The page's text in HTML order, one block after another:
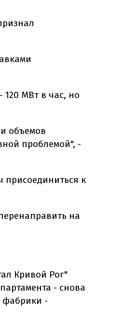
120 МВт в час, но
объемов
проблемой", -
присоединиться к
на
Кривой Рог"
- снова
фабрики -